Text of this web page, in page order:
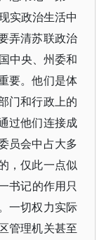
实政治生活中
弄清苏联政治
中央、州委和
要。他们是体
门和行政上的
过他们连接成
员会中占大多
，仅此一点似
书记的作用只
一切权力实际
管理机关甚至